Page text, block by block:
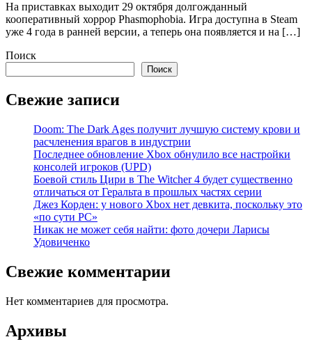
На приставках выходит 29 октября долгожданный
кооперативный хоррор Phasmophobia. Игра доступна в Steam
уже 4 года в ранней версии, а теперь она появляется и на […]
Поиск
Поиск
Свежие записи
Doom: The Dark Ages получит лучшую систему крови и
расчленения врагов в индустрии
Последнее обновление Xbox обнулило все настройки
консолей игроков (UPD)
Боевой стиль Цири в The Witcher 4 будет существенно
отличаться от Геральта в прошлых частях серии
Джез Корден: у нового Xbox нет девкита, поскольку это
«по сути PC»
Никак не может себя найти: фото дочери Ларисы
Удовиченко
Свежие комментарии
Нет комментариев для просмотра.
Архивы